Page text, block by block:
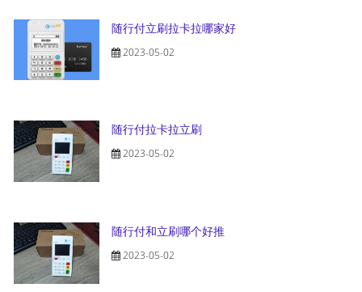
随行付立刷拉卡拉哪家好
2023-05-02
随行付拉卡拉立刷
2023-05-02
随行付和立刷哪个好推
2023-05-02